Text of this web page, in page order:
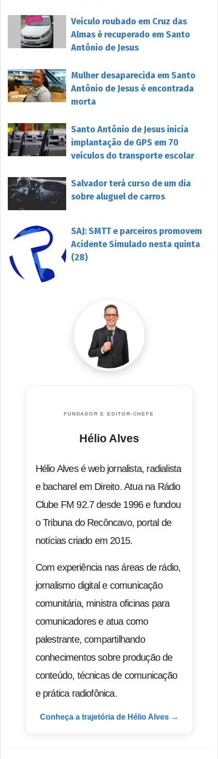
Veículo roubado em Cruz das
Almas é recuperado em Santo
Antônio de Jesus
Mulher desaparecida em Santo
Antônio de Jesus é encontrada
morta
Santo Antônio de Jesus inicia
implantação de GPS em 70
veículos do transporte escolar
Salvador terá curso de um dia
sobre aluguel de carros
SAJ: SMTT e parceiros promovem
Acidente Simulado nesta quinta
(28)
FUNDADOR E EDITOR-CHEFE
Hélio Alves
Hélio Alves é web jornalista, radialista
e bacharel em Direito. Atua na Rádio
Clube FM 92.7 desde 1996 e fundou
o Tribuna do Recôncavo, portal de
notícias criado em 2015.
Com experiência nas áreas de rádio,
jornalismo digital e comunicação
comunitária, ministra oficinas para
comunicadores e atua como
palestrante, compartilhando
conhecimentos sobre produção de
conteúdo, técnicas de comunicação
e prática radiofônica.
Conheça a trajetória de Hélio Alves →